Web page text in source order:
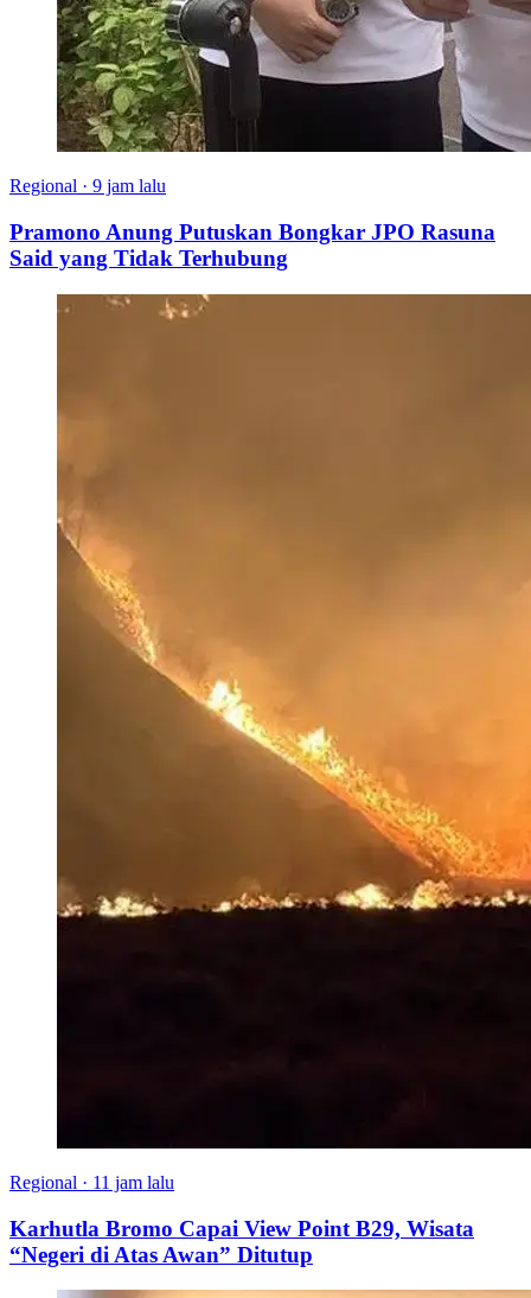
Regional · 9 jam lalu
Pramono Anung Putuskan Bongkar JPO Rasuna
Said yang Tidak Terhubung
Regional · 11 jam lalu
Karhutla Bromo Capai View Point B29, Wisata
“Negeri di Atas Awan” Ditutup